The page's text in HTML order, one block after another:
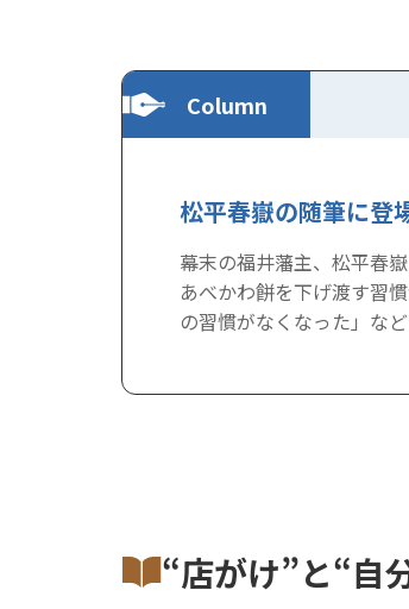
Column
松平春嶽の随筆に登
幕末の福井藩主、松平春
あべかわ餅を下げ渡す習
の習慣がなくなった」な
“店がけ”と“自